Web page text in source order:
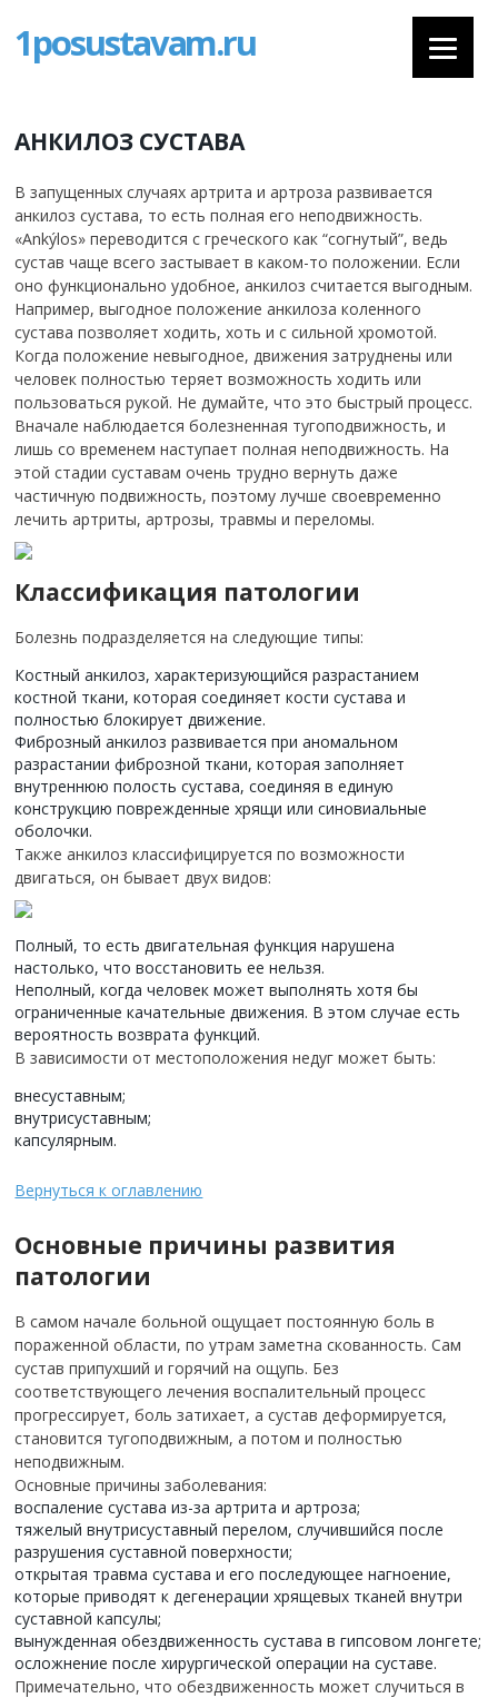
1posustavam.ru
АНКИЛОЗ СУСТАВА
В запущенных случаях артрита и артроза развивается
анкилоз сустава, то есть полная его неподвижность.
«Аnkýlos» переводится с греческого как “согнутый”, ведь
сустав чаще всего застывает в каком-то положении. Если
оно функционально удобное, анкилоз считается выгодным.
Например, выгодное положение анкилоза коленного
сустава позволяет ходить, хоть и с сильной хромотой.
Когда положение невыгодное, движения затруднены или
человек полностью теряет возможность ходить или
пользоваться рукой. Не думайте, что это быстрый процесс.
Вначале наблюдается болезненная тугоподвижность, и
лишь со временем наступает полная неподвижность. На
этой стадии суставам очень трудно вернуть даже
частичную подвижность, поэтому лучше своевременно
лечить артриты, артрозы, травмы и переломы.
Классификация патологии
Болезнь подразделяется на следующие типы:
Костный анкилоз, характеризующийся разрастанием
костной ткани, которая соединяет кости сустава и
полностью блокирует движение.
Фиброзный анкилоз развивается при аномальном
разрастании фиброзной ткани, которая заполняет
внутреннюю полость сустава, соединяя в единую
конструкцию поврежденные хрящи или синовиальные
оболочки.
Также анкилоз классифицируется по возможности
двигаться, он бывает двух видов:
Полный, то есть двигательная функция нарушена
настолько, что восстановить ее нельзя.
Неполный, когда человек может выполнять хотя бы
ограниченные качательные движения. В этом случае есть
вероятность возврата функций.
В зависимости от местоположения недуг может быть:
внесуставным;
внутрисуставным;
капсулярным.
Вернуться к оглавлению
Основные причины развития
патологии
В самом начале больной ощущает постоянную боль в
пораженной области, по утрам заметна скованность. Сам
сустав припухший и горячий на ощупь. Без
соответствующего лечения воспалительный процесс
прогрессирует, боль затихает, а сустав деформируется,
становится тугоподвижным, а потом и полностью
неподвижным.
Основные причины заболевания:
воспаление сустава из-за артрита и артроза;
тяжелый внутрисуставный перелом, случившийся после
разрушения суставной поверхности;
открытая травма сустава и его последующее нагноение,
которые приводят к дегенерации хрящевых тканей внутри
суставной капсулы;
вынужденная обездвиженность сустава в гипсовом лонгете;
осложнение после хирургической операции на суставе.
Примечательно, что обездвиженность может случиться в